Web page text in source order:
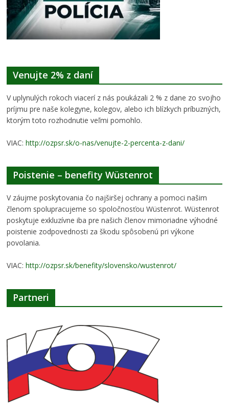
Venujte 2% z daní
V uplynulých rokoch viacerí z nás poukázali 2 % z dane zo svojho
príjmu pre naše kolegyne, kolegov, alebo ich blízkych príbuzných,
ktorým toto rozhodnutie veľmi pomohlo.
VIAC:http://ozpsr.sk/o-nas/venujte-2-percenta-z-dani/
Poistenie – benefity Wüstenrot
V záujme poskytovania čo najširšej ochrany a pomoci našim
členom spolupracujeme so spoločnosťou Wüstenrot. Wüstenrot
poskytuje exkluzívne iba pre našich členov mimoriadne výhodné
poistenie zodpovednosti za škodu spôsobenú pri výkone
povolania.
VIAC:http://ozpsr.sk/benefity/slovensko/wustenrot/
Partneri